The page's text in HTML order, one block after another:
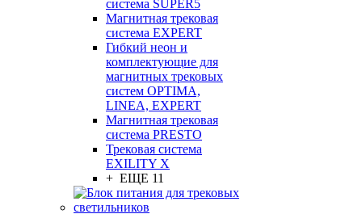
система SUPER5
Магнитная трековая
система EXPERT
Гибкий неон и
комплектующие для
магнитных трековых
систем OPTIMA,
LINEA, EXPERT
Магнитная трековая
система PRESTO
Трековая система
EXILITY X
+ ЕЩЕ 11